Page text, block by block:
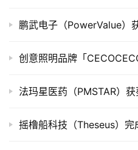
市
创
数
据
创
鹏武电子（PowerValue）
创意照明品牌「
法玛星医药（PMSTAR）
摇橹船科技（Theseus）完